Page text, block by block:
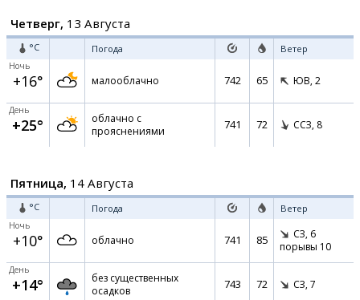
Четверг, 13 Августа
°C Погода Ветер
Ночь
+16° малооблачно 742 65 ЮВ, 2
День
+25°
облачно с
прояснениями
741 72 ССЗ, 8
Пятница, 14 Августа
°C Погода Ветер
Ночь
+10° облачно 741 85 СЗ, 6
порывы 10
День
+14°
без существенных
осадков
743 72 СЗ, 7